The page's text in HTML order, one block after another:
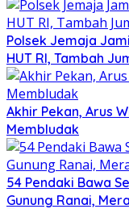
Polsek Jemaja
HUT RI, Tambah
Akhir Pekan, Arus
Membludak
54 Pendaki Bawa
Gunung Ranai,